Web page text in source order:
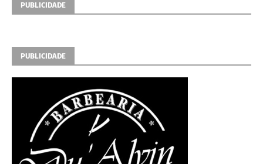
PUBLICIDADE
PUBLICIDADE